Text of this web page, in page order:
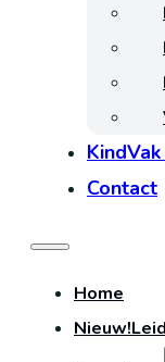
Contact
Home
Nieuw!